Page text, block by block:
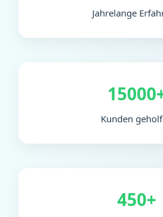
Jahrelange
Kunden
450+